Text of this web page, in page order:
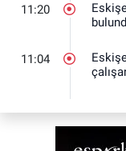
11:20
11:04